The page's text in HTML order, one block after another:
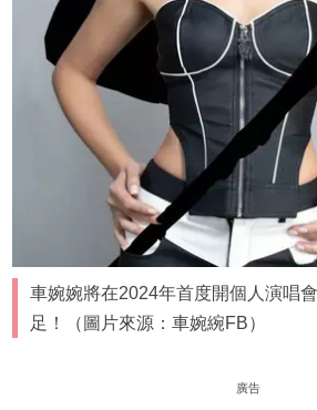
車婉婉將在2024年首度開個人演唱
足！（圖片來源：車婉綩FB）
廣告